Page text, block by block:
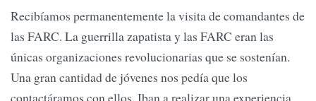
Recibíamos permanentemente la visita de comandantes de
las FARC. La guerrilla zapatista y las FARC eran las
únicas organizaciones revolucionarias que se sostenían.
Una gran cantidad de jóvenes nos pedía que los
contactáramos con ellos. Iban a realizar una experiencia